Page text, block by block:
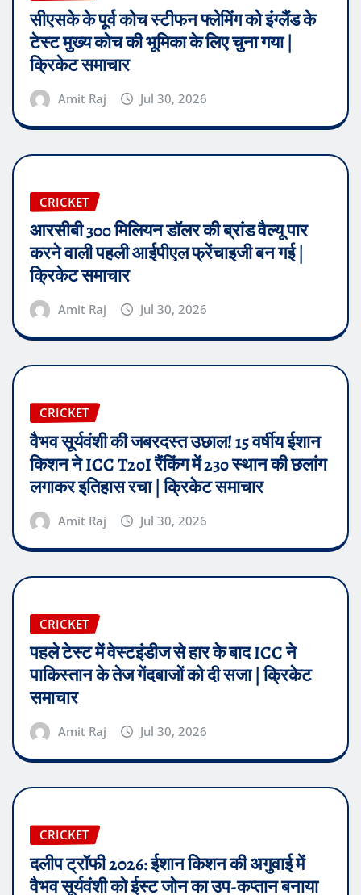
सीएसके के पूर्व कोच स्टीफन फ्लेमिंग को इंग्लैंड के
टेस्ट मुख्य कोच की भूमिका के लिए चुना गया |
क्रिकेट समाचार
Amit Raj Jul 30, 2026
CRICKET
आरसीबी 300 मिलियन डॉलर की ब्रांड वैल्यू पार
करने वाली पहली आईपीएल फ्रेंचाइजी बन गई |
क्रिकेट समाचार
Amit Raj Jul 30, 2026
CRICKET
वैभव सूर्यवंशी की जबरदस्त उछाल! 15 वर्षीय ईशान
किशन ने ICC T20I रैंकिंग में 230 स्थान की छलांग
लगाकर इतिहास रचा | क्रिकेट समाचार
Amit Raj Jul 30, 2026
CRICKET
पहले टेस्ट में वेस्टइंडीज से हार के बाद ICC ने
पाकिस्तान के तेज गेंदबाजों को दी सजा | क्रिकेट
समाचार
Amit Raj Jul 30, 2026
CRICKET
दलीप ट्रॉफी 2026: ईशान किशन की अगुवाई में
वैभव सूर्यवंशी को ईस्ट जोन का उप-कप्तान बनाया